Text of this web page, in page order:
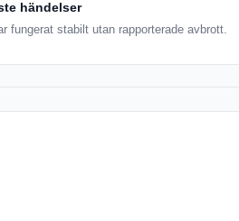
händelser
fungerat stabilt utan rapporterade avbrott.